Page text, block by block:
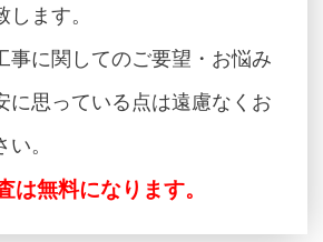
します。
事に関してのご要望・お悩み
に思っている点は遠慮なくお
。
は無料になります。